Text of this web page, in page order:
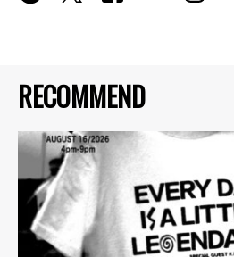
RECOMMEND